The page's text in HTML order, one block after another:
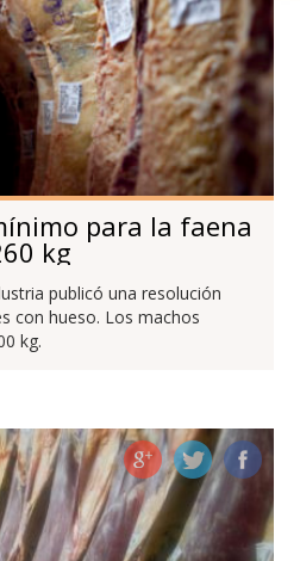
para la faena
kg
publicó una resolución
con hueso. Los machos
kg.